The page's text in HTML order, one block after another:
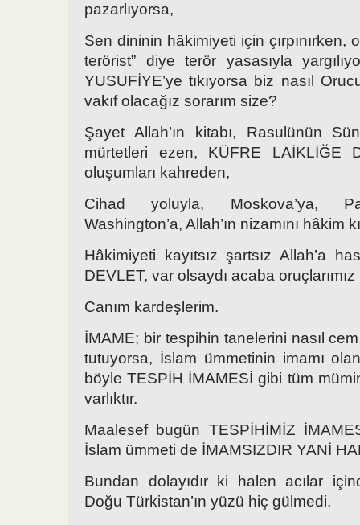
pazarlıyorsa,
Sen dininin hâkimiyeti için çırpınırken,
terörist” diye terör yasasıyla
YUSUFİYE’ye tıkıyorsa biz nasıl
vakıf olacağız sorarım size?
Şayet Allah’ın kitabı, Rasulünün
mürtetleri ezen, KÜFRE LAİKLİĞE
oluşumları kahreden,
Cihad yoluyla, Moskova’ya,
Washington’a, Allah’ın nizamını hâkim
Hâkimiyeti kayıtsız şartsız Allah’a
DEVLET, var olsaydı acaba
Canım kardeşlerim.
İMAME; bir tespihin tanelerini nasıl
tutuyorsa, İslam ümmetinin imamı
böyle TESPİH İMAMESİ gibi tüm
varlıktır.
Maalesef bugün TESPİHİMİZ
İslam ümmeti de İMAMSIZDIR YANİ
Bundan dolayıdır ki halen acılar
Doğu Türkistan’ın yüzü hiç gülmedi.